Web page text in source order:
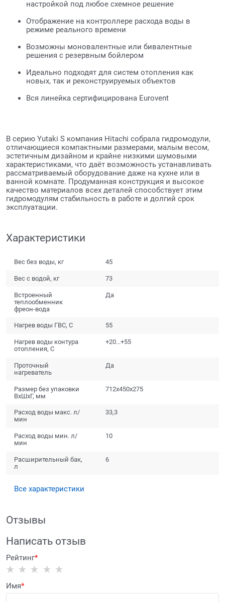
настройкой под любое схемное решение
Отображение на контроллере расхода воды в
режиме реального времени
Возможны моновалентные или бивалентные
решения с резервным бойлером
Идеально подходят для систем отопления как
новых, так и реконструируемых объектов
Вся линейка сертифицирована Eurovent
В серию Yutaki S компания Hitachi собрала гидромодули,
отличающиеся компактными размерами, малым весом,
эстетичным дизайном и крайне низкими шумовыми
характеристиками, что даёт возможность устанавливать
рассматриваемый оборудование даже на кухне или в
ванной комнате. Продуманная конструкция и высокое
качество материалов всех деталей способствует этим
гидромодулям стабильность в работе и долгий срок
эксплуатации.
Характеристики
Вес без воды, кг 45
Вес с водой, кг 73
Встроенный
теплообменник
фреон-вода
Да
Нагрев воды ГВС, С 55
Нагрев воды контура
отопления, С
+20...+55
Проточный
нагреватель
Да
Размер без упаковки
ВхШхГ, мм
712х450х275
Расход воды макс. л/
мин
33,3
Расход воды мин. л/
мин
10
Расширительный бак,
л
6
Все характеристики
Отзывы
Написать отзыв
Рейтинг
Имя